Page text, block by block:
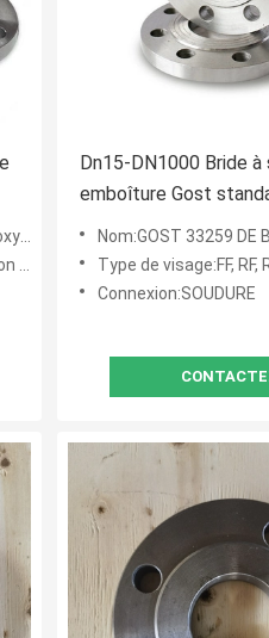
Dn15-DN1000 Bride à
emboîture Gost
Nom:GOST 33259 DE
Type de visage:FF, RF,
Connexion:SOUDURE